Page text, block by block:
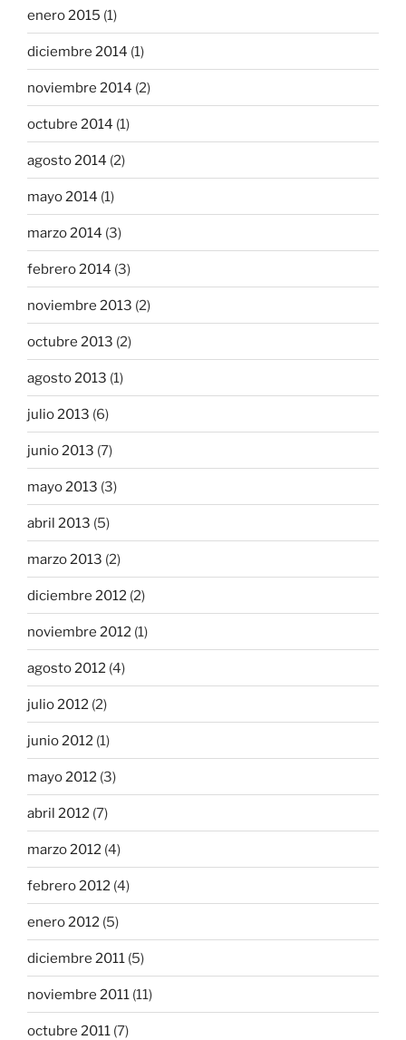
enero 2015 (1)
diciembre 2014 (1)
noviembre 2014 (2)
octubre 2014 (1)
agosto 2014 (2)
mayo 2014 (1)
marzo 2014 (3)
febrero 2014 (3)
noviembre 2013 (2)
octubre 2013 (2)
agosto 2013 (1)
julio 2013 (6)
junio 2013 (7)
mayo 2013 (3)
abril 2013 (5)
marzo 2013 (2)
diciembre 2012 (2)
noviembre 2012 (1)
agosto 2012 (4)
julio 2012 (2)
junio 2012 (1)
mayo 2012 (3)
abril 2012 (7)
marzo 2012 (4)
febrero 2012 (4)
enero 2012 (5)
diciembre 2011 (5)
noviembre 2011 (11)
octubre 2011 (7)